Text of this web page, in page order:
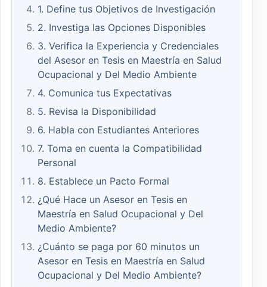
1. Define tus Objetivos de Investigación
2. Investiga las Opciones Disponibles
3. Verifica la Experiencia y Credenciales
del Asesor en Tesis en Maestría en Salud
Ocupacional y Del Medio Ambiente
4. Comunica tus Expectativas
5. Revisa la Disponibilidad
6. Habla con Estudiantes Anteriores
7. Toma en cuenta la Compatibilidad
Personal
8. Establece un Pacto Formal
¿Qué Hace un Asesor en Tesis en
Maestría en Salud Ocupacional y Del
Medio Ambiente?
¿Cuánto se paga por 60 minutos un
Asesor en Tesis en Maestría en Salud
Ocupacional y Del Medio Ambiente?